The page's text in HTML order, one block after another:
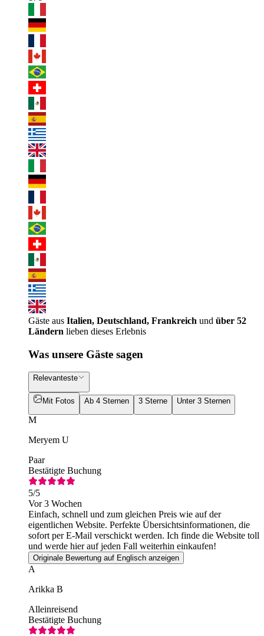
Gäste aus Italien, Deutschland, Frankreich und über 52
Ländern lieben dieses Erlebnis
Was unsere Gäste sagen
Relevanteste
Mit Fotos Ab 4 Sternen 3 Sterne Unter 3 Sternen
M
Meryem U
Paar
Bestätigte Buchung
5/5
Vor 3 Wochen
Einfach, schnell und zum gleichen Preis wie auf der
eigentlichen Website. Perfekte Übersichtsinformationen, die
sofort per E-Mail verschickt werden. Ich finde die Website toll
und werde hier auf jeden Fall weiterhin einkaufen!
Originale Bewertung auf Englisch anzeigen
A
Arikka B
Alleinreisend
Bestätigte Buchung